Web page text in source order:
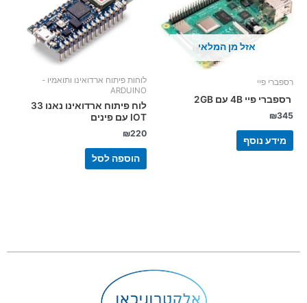
אזל מן המלאי
רספברי פיי
רספברי פיי 4B עם 2GB
₪345
מידע נוסף
לוחות פיתוח ארדואינו ותואמיו -
ARDUINO
לוח פיתוח ארדואינו נאנו 33
IOT עם פינים
₪220
הוספה לסל